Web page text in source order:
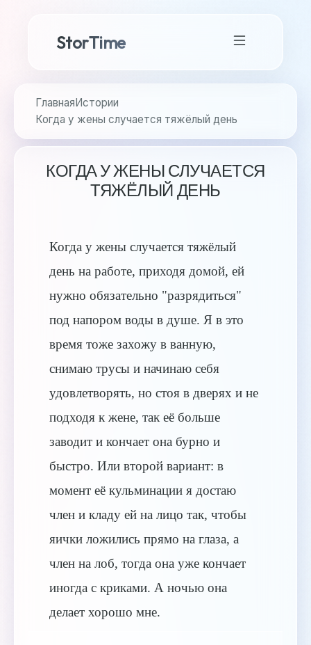
StorTime
ГлавнаяИстории
Когда у жены случается тяжёлый день
КОГДА У ЖЕНЫ СЛУЧАЕТСЯ
ТЯЖЁЛЫЙ ДЕНЬ
Когда у жены случается тяжёлый
день на работе, приходя домой, ей
нужно обязательно "разрядиться"
под напором воды в душе. Я в это
время тоже захожу в ванную,
снимаю трусы и начинаю себя
удовлетворять, но стоя в дверях и не
подходя к жене, так её больше
заводит и кончает она бурно и
быстро. Или второй вариант: в
момент её кульминации я достаю
член и кладу ей на лицо так, чтобы
яички ложились прямо на глаза, а
член на лоб, тогда она уже кончает
иногда с криками. А ночью она
делает хорошо мне.